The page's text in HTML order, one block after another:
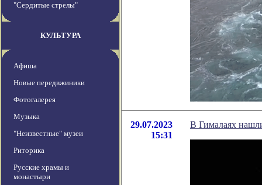
"Сердитые стрелы"
КУЛЬТУРА
Афиша
Новые передвжиники
Фотогалерея
Музыка
"Неизвестные" музеи
Риторика
Русские храмы и
монастыри
29.07.2023
15:31
В Гималаях